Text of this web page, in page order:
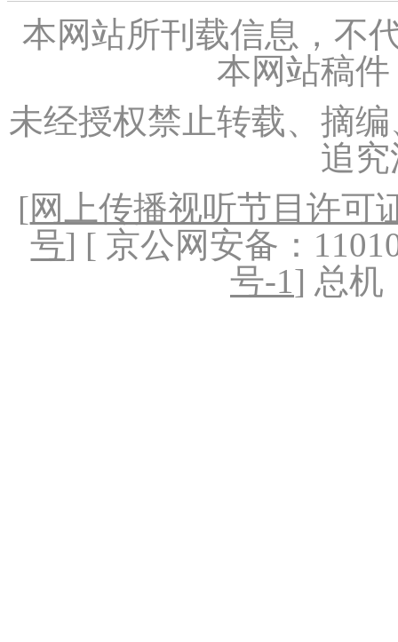
本网站所刊载信息，不
本网站稿
未经授权禁止转载、摘
追
[网上传播视听节目许可
号] [ 京公网安备：
号-1] 总机